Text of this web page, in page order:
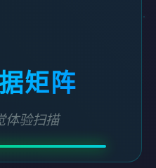
矩阵
体验扫描